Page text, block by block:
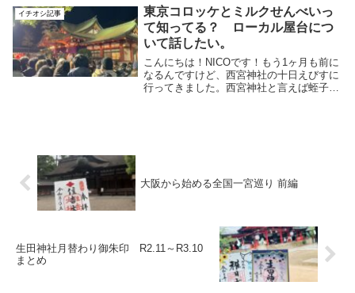
とから始めるのがいつものことなんです
が、そこで閉...
イチオシ記事
東京コロッケとミルクせんべいっ
て知ってる？ ローカル屋台につ
いて話したい。
こんにちは！NICOです！もう1ヶ月も前に
なるんですけど、西宮神社の十日えびすに
行ってきました。西宮神社と言えば蛭子神
大阪から始める全国一宮巡り 前編
生田神社月替わり御朱印 R2.11～R3.10
まとめ